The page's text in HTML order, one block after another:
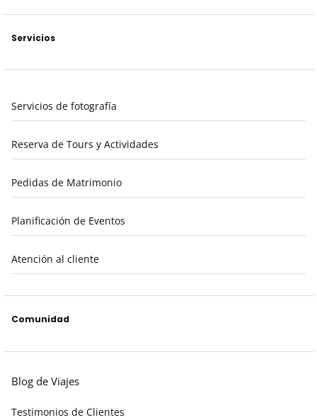
Servicios
Servicios de fotografía
Reserva de Tours y Actividades
Pedidas de Matrimonio
Planificación de Eventos
Atención al cliente
Comunidad
Blog de Viajes
Testimonios de Clientes